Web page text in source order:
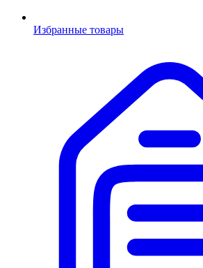
Избранные товары